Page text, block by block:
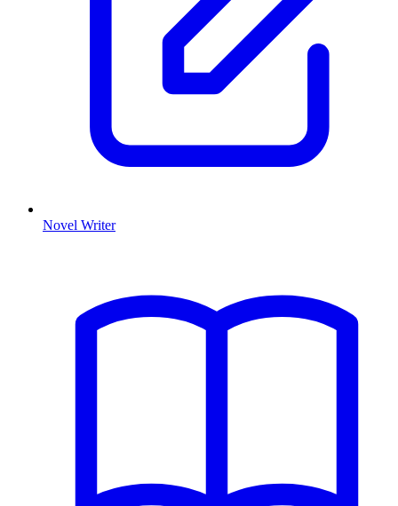
Novel Writer